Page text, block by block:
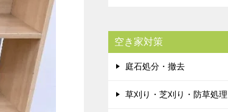
空き家対策
庭石処分・撤去
草刈り・芝刈り・防草処理